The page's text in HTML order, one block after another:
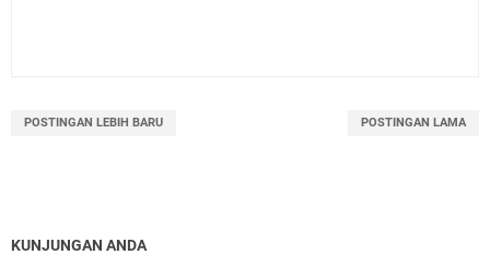
POSTINGAN LEBIH BARU POSTINGAN LAMA
KUNJUNGAN ANDA